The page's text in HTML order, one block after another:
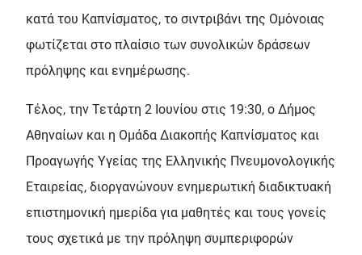
κατά του Καπνίσματος, το σιντριβάνι της Ομόνοιας
φωτίζεται στο πλαίσιο των συνολικών δράσεων
πρόληψης και ενημέρωσης.
Τέλος, την Τετάρτη 2 Ιουνίου στις 19:30, ο Δήμος
Αθηναίων και η Ομάδα Διακοπής Καπνίσματος και
Προαγωγής Υγείας της Ελληνικής Πνευμονολογικής
Εταιρείας, διοργανώνουν ενημερωτική διαδικτυακή
επιστημονική ημερίδα για μαθητές και τους γονείς
τους σχετικά με την πρόληψη συμπεριφορών